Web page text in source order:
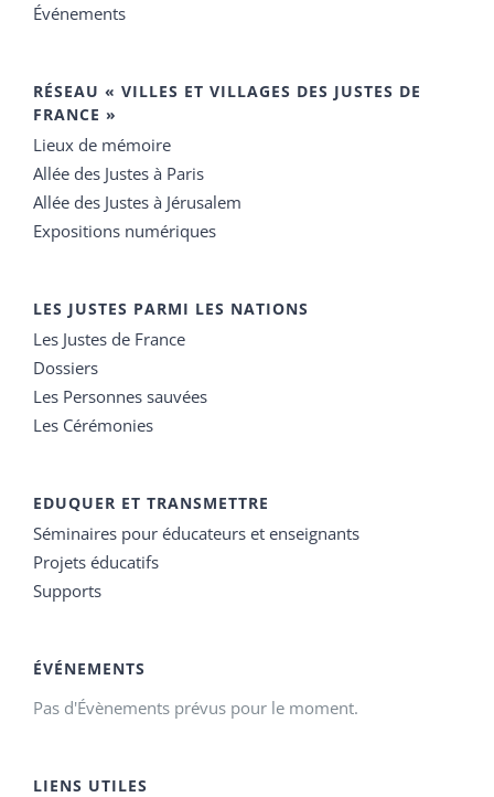
Événements
RÉSEAU « VILLES ET VILLAGES DES JUSTES DE
FRANCE »
Lieux de mémoire
Allée des Justes à Paris
Allée des Justes à Jérusalem
Expositions numériques
LES JUSTES PARMI LES NATIONS
Les Justes de France
Dossiers
Les Personnes sauvées
Les Cérémonies
EDUQUER ET TRANSMETTRE
Séminaires pour éducateurs et enseignants
Projets éducatifs
Supports
ÉVÉNEMENTS
Pas d'Évènements prévus pour le moment.
LIENS UTILES